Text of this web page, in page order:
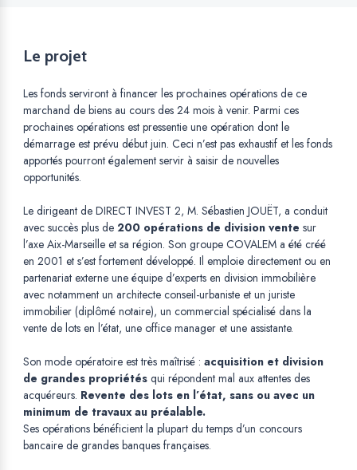
Le projet
Les fonds serviront à financer les prochaines opérations de ce
marchand de biens au cours des 24 mois à venir. Parmi ces
prochaines opérations est pressentie une opération dont le
démarrage est prévu début juin. Ceci n’est pas exhaustif et les fonds
apportés pourront également servir à saisir de nouvelles
opportunités.
Le dirigeant de DIRECT INVEST 2, M. Sébastien JOUËT, a conduit
avec succès plus de 200 opérations de division vente sur
l’axe Aix-Marseille et sa région. Son groupe COVALEM a été créé
en 2001 et s’est fortement développé. Il emploie directement ou en
partenariat externe une équipe d’experts en division immobilière
avec notamment un architecte conseil-urbaniste et un juriste
immobilier (diplômé notaire), un commercial spécialisé dans la
vente de lots en l’état, une office manager et une assistante.
Son mode opératoire est très maîtrisé : acquisition et division
de grandes propriétés qui répondent mal aux attentes des
acquéreurs. Revente des lots en l’état, sans ou avec un
minimum de travaux au préalable.
Ses opérations bénéficient la plupart du temps d’un concours
bancaire de grandes banques françaises.